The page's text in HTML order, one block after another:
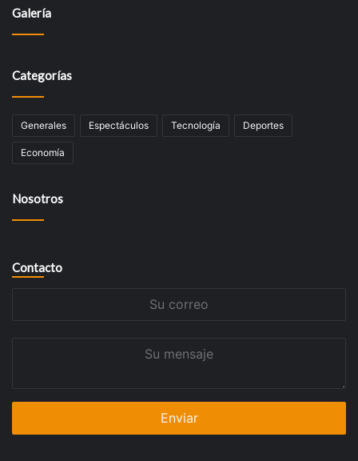
Galería
Categorías
Generales Espectáculos Tecnologí­a Deportes
Economía
Nosotros
Contacto